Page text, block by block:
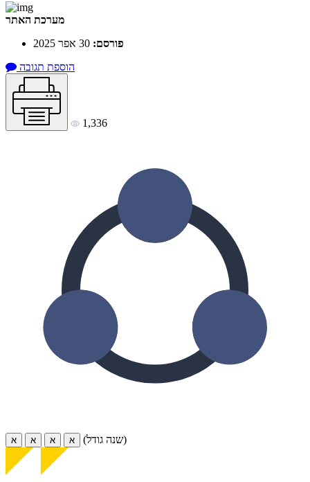
מערכת האתר
פורסם:
הוספת תגובה
1,336
א א א א (שנה גודל)